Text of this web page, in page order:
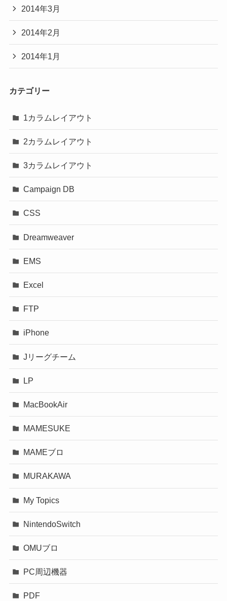
2014年3月
2014年2月
2014年1月
カテゴリー
1カラムレイアウト
2カラムレイアウト
3カラムレイアウト
Campaign DB
CSS
Dreamweaver
EMS
Excel
FTP
iPhone
Jリーグチーム
LP
MacBookAir
MAMESUKE
MAMEブロ
MURAKAWA
My Topics
NintendoSwitch
OMUブロ
PC周辺機器
PDF